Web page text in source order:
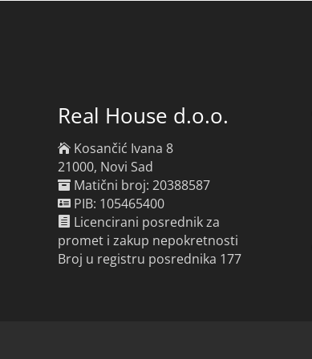
Real House d.o.o.
Kosančić Ivana 8
21000, Novi Sad
Matični broj: 20388587
PIB: 105465400
Licencirani posrednik za
promet i zakup nepokretnosti
Broj u registru posrednika 177